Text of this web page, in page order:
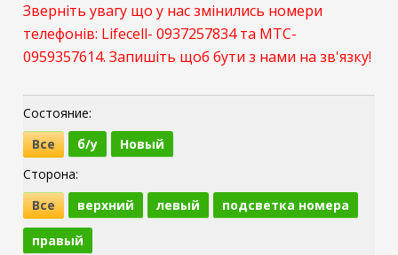
Зверніть увагу що у нас змінились номери
телефонів: Lifecell- 0937257834 та МТС-
0959357614. Запишіть щоб бути з нами на зв'язку!
Состояние:
Все
б/у
Новый
Cторона:
Все
верхний левый подсветка номера
правый